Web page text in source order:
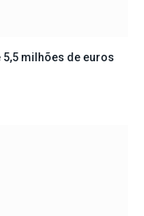
milhões de euros